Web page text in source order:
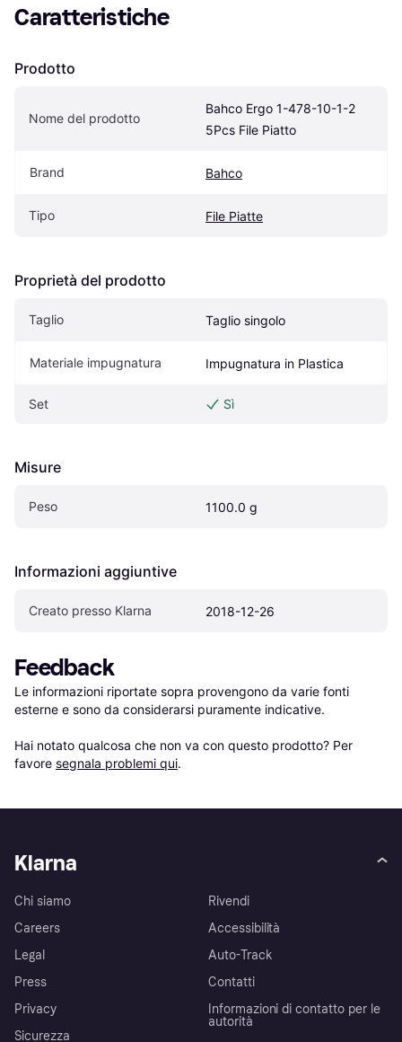
Caratteristiche
Prodotto
Nome del prodotto
Bahco Ergo 1-478-10-1-2
5Pcs File Piatto
Brand Bahco
Tipo File Piatte
Proprietà del prodotto
Taglio Taglio singolo
Materiale impugnatura Impugnatura in Plastica
Set Sì
Misure
Peso 1100.0 g
Informazioni aggiuntive
Creato presso Klarna 2018-12-26
Feedback
Le informazioni riportate sopra provengono da varie fonti
esterne e sono da considerarsi puramente indicative.
Hai notato qualcosa che non va con questo prodotto? Per
favore segnala problemi qui.
Klarna
Chi siamo
Careers
Legal
Press
Privacy
Sicurezza
Rivendi
Accessibilità
Auto-Track
Contatti
Informazioni di contatto per le
autorità